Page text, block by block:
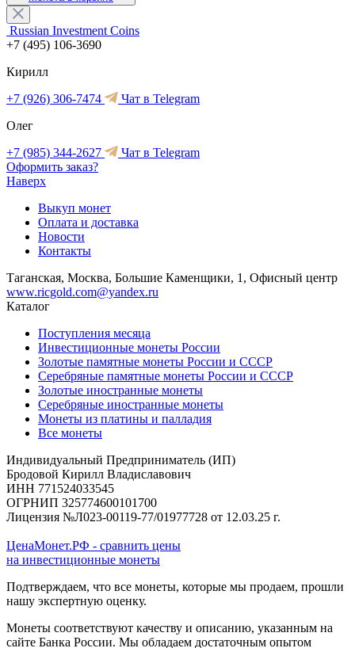
Russian Investment Coins
+7 (495) 106-3690
Кирилл
+7 (926) 306-7474
Чат в Telegram
Олег
+7 (985) 344-2627
Чат в Telegram
Оформить заказ?
Наверх
Выкуп монет
Оплата и доставка
Новости
Контакты
Таганская, Москва, Большие Каменщики, 1, Офисный центр
www.ricgold.com@yandex.ru
Каталог
Поступления месяца
Инвестиционные монеты России
Золотые памятные монеты России и СССР
Серебряные памятные монеты России и СССР
Золотые иностранные монеты
Серебряные иностранные монеты
Монеты из платины и палладия
Все монеты
Индивидуальный Предприниматель (ИП)
Бродовой Кирилл Владиславович
ИНН 771524033545
ОГРНИП 325774600101700
Лицензия №Л023-00119-77/01977728 от 12.03.25 г.
ЦенаМонет.РФ - сравнить цены
на инвестиционные монеты
Подтверждаем, что все монеты, которые мы продаем, прошли
нашу экспертную оценку.
Монеты соответствуют качеству и описанию, указанным на
сайте Банка России. Мы обладаем достаточным опытом